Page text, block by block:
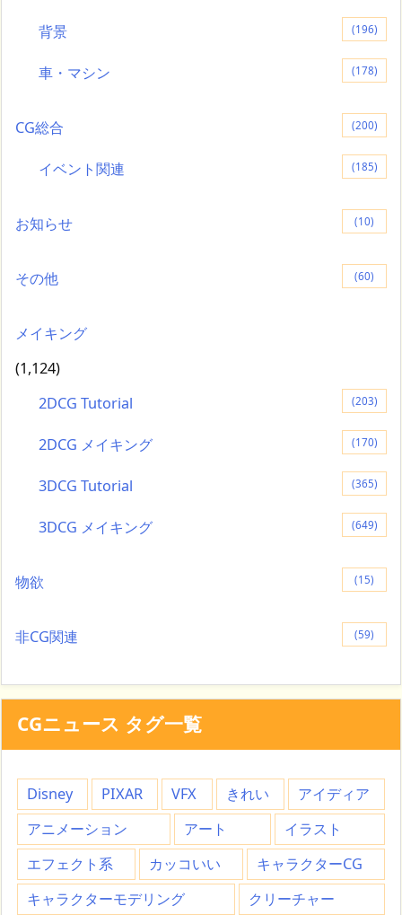
背景 (196)
車・マシン (178)
CG総合 (200)
イベント関連 (185)
お知らせ (10)
その他 (60)
メイキング
(1,124)
2DCG Tutorial
(203)
2DCG メイキング (170)
3DCG Tutorial (365)
3DCG メイキング (649)
物欲 (15)
非CG関連 (59)
CGニュース タグ一覧
Disney PIXAR VFX きれい
アイディア
アニメーション
アート
イラスト
エフェクト系
カッコいい
キャラクターCG
キャラクターモデリング
クリーチャー